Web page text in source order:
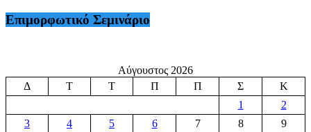
Επιμορφωτικό Σεμινάριο
Αύγουστος 2026
Δ
Τ Τ Π Π Σ
Κ
1
2
3
4 5 6 7 8 9